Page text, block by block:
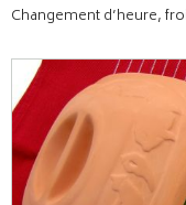
Changement d’heure,